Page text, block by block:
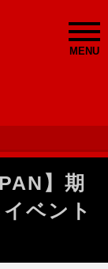
MENU
】期
ベント